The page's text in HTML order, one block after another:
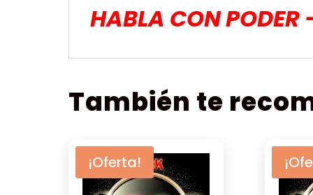
HABLA CON PODER
También te
¡Oferta!